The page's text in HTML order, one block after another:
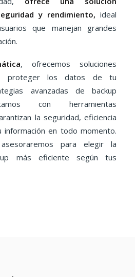
y rendimiento, ideal
que manejan grandes
, ofrecemos soluciones
proteger los datos de tu
avanzadas de backup
con herramientas
la seguridad, eficiencia
información en todo momento.
para elegir la
más eficiente según tus